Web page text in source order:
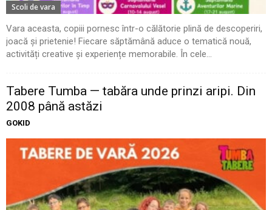
Scoli de vara
Vara aceasta, copiii pornesc într-o călătorie plină de descoperiri,
joacă și prietenie! Fiecare săptămână aduce o tematică nouă,
activități creative și experiențe memorabile. În cele...
Tabere Tumba — tabăra unde prinzi aripi. Din
2008 până astăzi
GOKID